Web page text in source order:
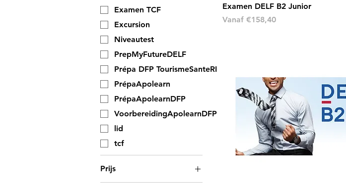
Examen TCF
Excursion
Niveautest
PrepMyFutureDELF
Prépa DFP TourismeSanteRI
PrépaApolearn
PrépaApolearnDFP
VoorbereidingApolearnDFP
lid
tcf
Prijs
Examen DELF B2 Junior
Vanaf €158,40
Verkoopprijs